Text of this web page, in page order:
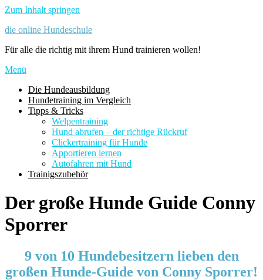
Zum Inhalt springen
die online Hundeschule
Für alle die richtig mit ihrem Hund trainieren wollen!
Menü
Die Hundeausbildung
Hundetraining im Vergleich
Tipps & Tricks
Welpentraining
Hund abrufen – der richtige Rückruf
Clickertraining für Hunde
Apportieren lernen
Autofahren mit Hund
Trainigszubehör
Der große Hunde Guide Conny
Sporrer
9 von 10 Hundebesitzern lieben den
großen Hunde-Guide von Conny Sporrer!